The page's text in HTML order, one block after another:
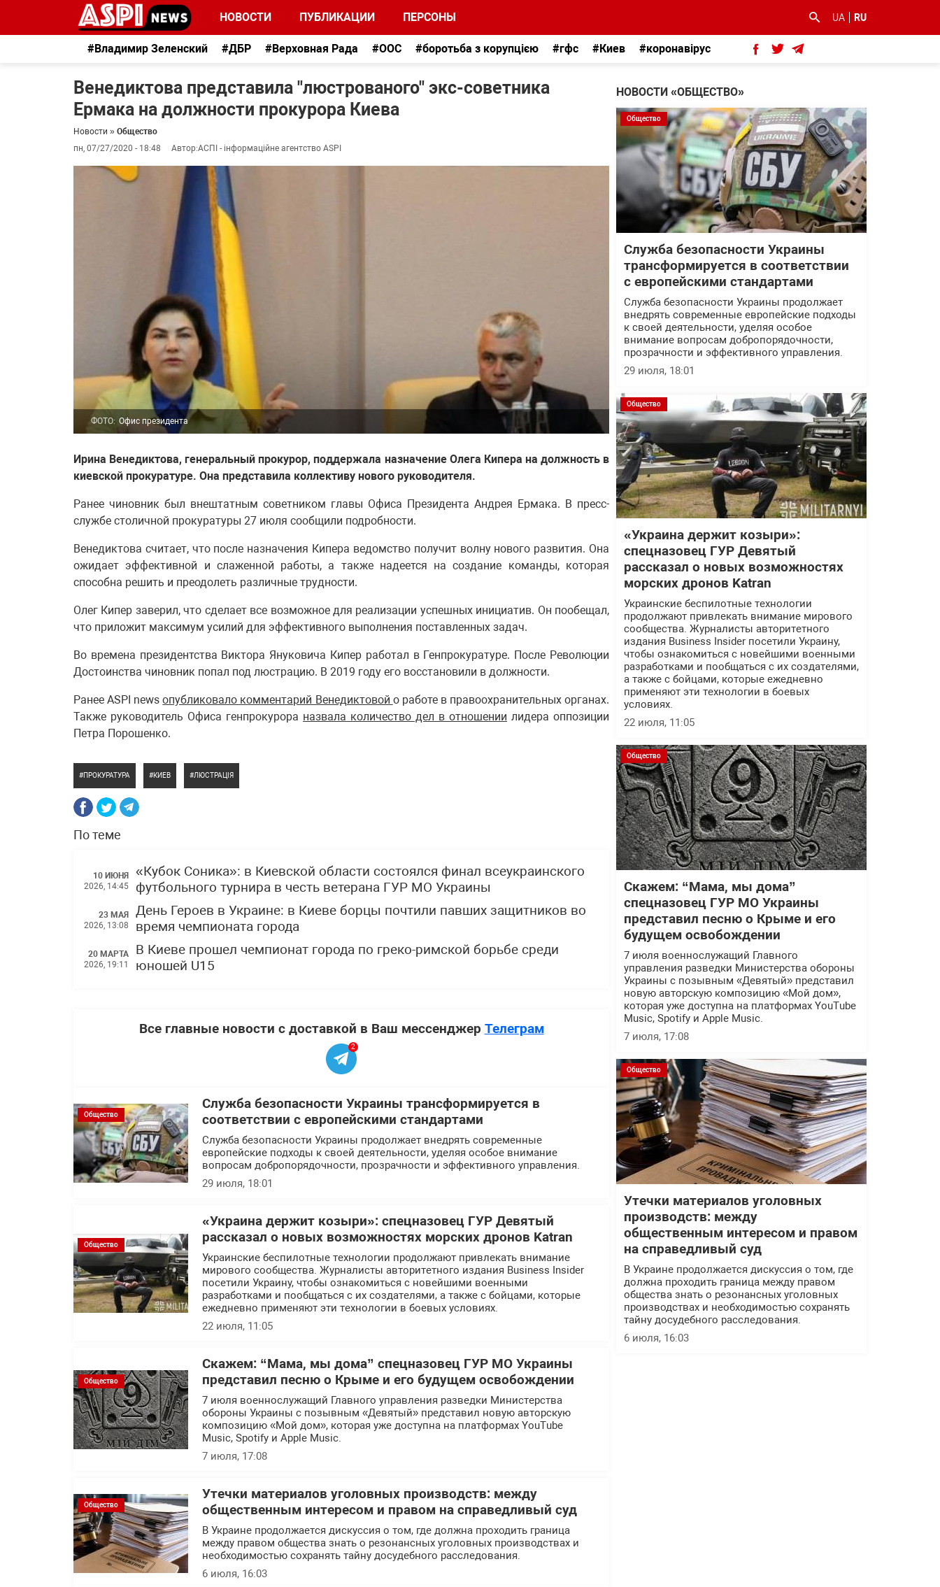
НОВОСТИ ПУБЛИКАЦИИ ПЕРСОНЫ UA RU
#Владимир Зеленский #ДБР #Верховная Рада #ООС #боротьба з корупцією #гфс #Киев #коронавірус
Венедиктова представила "люстрованого" экс-советника
Ермака на должности прокурора Киева
Новости » Общество
пн, 07/27/2020 - 18:48
Автор:АСПІ - інформаційне агентство ASPI
ФОТО: Офис президента
Ирина Венедиктова, генеральный прокурор, поддержала назначение Олега Кипера на должность в
киевской прокуратуре. Она представила коллективу нового руководителя.
Ранее чиновник был внештатным советником главы Офиса Президента Андрея Ермака. В пресс-
службе столичной прокуратуры 27 июля сообщили подробности.
Венедиктова считает, что после назначения Кипера ведомство получит волну нового развития. Она
ожидает эффективной и слаженной работы, а также надеется на создание команды, которая
способна решить и преодолеть различные трудности.
Олег Кипер заверил, что сделает все возможное для реализации успешных инициатив. Он пообещал,
что приложит максимум усилий для эффективного выполнения поставленных задач.
Во времена президентства Виктора Януковича Кипер работал в Генпрокуратуре. После Революции
Достоинства чиновник попал под люстрацию. В 2019 году его восстановили в должности.
Ранее ASPI newsопубликовало комментарий Венедиктовой о работе в правоохранительных органах.
Также руководитель Офиса генпрокурора назвала количество дел в отношении лидера оппозиции
Петра Порошенко.
ПРОКУРАТУРА КИЕВ ЛЮСТРАЦІЯ
По теме
10 ИЮНЯ
2026, 14:45
«Кубок Соника»: в Киевской области состоялся финал всеукраинского
футбольного турнира в честь ветерана ГУР МО Украины
23 МАЯ
2026, 13:08
День Героев в Украине: в Киеве борцы почтили павших защитников во
время чемпионата города
20 МАРТА
2026, 19:11
В Киеве прошел чемпионат города по греко-римской борьбе среди
юношей U15
Все главные новости с доставкой в Ваш мессенджер Телеграм
2
Общество
Служба безопасности Украины трансформируется в
соответствии с европейскими стандартами
Служба безопасности Украины продолжает внедрять современные
европейские подходы к своей деятельности, уделяя особое внимание
вопросам добропорядочности, прозрачности и эффективного управления.
29 июля, 18:01
Общество
«Украина держит козыри»: спецназовец ГУР Девятый
рассказал о новых возможностях морских дронов Katran
Украинские беспилотные технологии продолжают привлекать внимание
мирового сообщества. Журналисты авторитетного издания Business Insider
посетили Украину, чтобы ознакомиться с новейшими военными
разработками и пообщаться с их создателями, а также с бойцами, которые
ежедневно применяют эти технологии в боевых условиях.
22 июля, 11:05
Общество
Скажем: “Мама, мы дома” спецназовец ГУР МО Украины
представил песню о Крыме и его будущем освобождении
7 июля военнослужащий Главного управления разведки Министерства
обороны Украины с позывным «Девятый» представил новую авторскую
композицию «Мой дом», которая уже доступна на платформах YouTube
Music, Spotify и Apple Music.
7 июля, 17:08
Общество
Утечки материалов уголовных производств: между
общественным интересом и правом на справедливый суд
В Украине продолжается дискуссия о том, где должна проходить граница
между правом общества знать о резонансных уголовных производствах и
необходимостью сохранять тайну досудебного расследования.
6 июля, 16:03
НОВОСТИ «ОБЩЕСТВО»
Общество
Служба безопасности Украины
трансформируется в соответствии
с европейскими стандартами
Служба безопасности Украины продолжает
внедрять современные европейские подходы
к своей деятельности, уделяя особое
внимание вопросам добропорядочности,
прозрачности и эффективного управления.
29 июля, 18:01
Общество
«Украина держит козыри»:
спецназовец ГУР Девятый
рассказал о новых возможностях
морских дронов Katran
Украинские беспилотные технологии
продолжают привлекать внимание мирового
сообщества. Журналисты авторитетного
издания Business Insider посетили Украину,
чтобы ознакомиться с новейшими военными
разработками и пообщаться с их создателями,
а также с бойцами, которые ежедневно
применяют эти технологии в боевых
условиях.
22 июля, 11:05
Общество
Скажем: “Мама, мы дома”
спецназовец ГУР МО Украины
представил песню о Крыме и его
будущем освобождении
7 июля военнослужащий Главного
управления разведки Министерства обороны
Украины с позывным «Девятый» представил
новую авторскую композицию «Мой дом»,
которая уже доступна на платформах YouTube
Music, Spotify и Apple Music.
7 июля, 17:08
Общество
Утечки материалов уголовных
производств: между
общественным интересом и правом
на справедливый суд
В Украине продолжается дискуссия о том, где
должна проходить граница между правом
общества знать о резонансных уголовных
производствах и необходимостью сохранять
тайну досудебного расследования.
6 июля, 16:03